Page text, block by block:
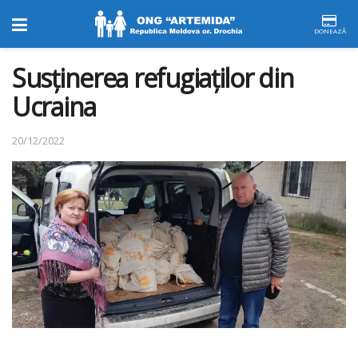
DONEAZĂ
Susținerea refugiaților din
Ucraina
20/12/2022